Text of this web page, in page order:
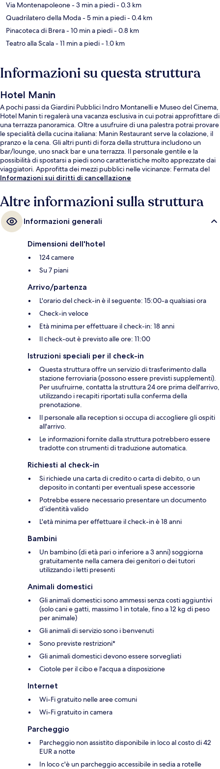
Via Montenapoleone- 3 min a piedi- 0.3 km
Quadrilatero della Moda- 5 min a piedi- 0.4 km
Pinacoteca di Brera- 10 min a piedi- 0.8 km
Teatro alla Scala- 11 min a piedi- 1.0 km
Informazioni su questa struttura
Hotel Manin
A pochi passi da Giardini Pubblici Indro Montanelli e Museo del Cinema,
Hotel Manin ti regalerà una vacanza esclusiva in cui potrai approfittare di
una terrazza panoramica. Oltre a usufruire di una palestra potrai provare
le specialità della cucina italiana: Manin Restaurant serve la colazione, il
pranzo e la cena. Gli altri punti di forza della struttura includono un
bar/lounge, uno snack bar e una terrazza. Il personale gentile e la
possibilità di spostarsi a piedi sono caratteristiche molto apprezzate dai
viaggiatori. Approfitta dei mezzi pubblici nelle vicinanze: Fermata del
tram di piazza Cavour è a 2 min e Stazione metro di Turati a 4 min a piedi.
Informazioni sui diritti di cancellazione
Altre informazioni sulla struttura
Informazioni generali
Dimensioni dell'hotel
124 camere
Su 7 piani
Arrivo/partenza
L'orario del check-in è il seguente: 15:00-a qualsiasi ora
Check-in veloce
Età minima per effettuare il check-in: 18 anni
Il check-out è previsto alle ore: 11:00
Istruzioni speciali per il check-in
Questa struttura offre un servizio di trasferimento dalla
stazione ferroviaria (possono essere previsti supplementi).
Per usufruirne, contatta la struttura 24 ore prima dell'arrivo,
utilizzando i recapiti riportati sulla conferma della
prenotazione.
Il personale alla reception si occupa di accogliere gli ospiti
all'arrivo.
Le informazioni fornite dalla struttura potrebbero essere
tradotte con strumenti di traduzione automatica.
Richiesti al check-in
Si richiede una carta di credito o carta di debito, o un
deposito in contanti per eventuali spese accessorie
Potrebbe essere necessario presentare un documento
d’identità valido
L'età minima per effettuare il check-in è 18 anni
Bambini
Un bambino (di età pari o inferiore a 3 anni) soggiorna
gratuitamente nella camera dei genitori o dei tutori
utilizzando i letti presenti
Animali domestici
Gli animali domestici sono ammessi senza costi aggiuntivi
(solo cani e gatti, massimo 1 in totale, fino a 12 kg di peso
per animale)
Gli animali di servizio sono i benvenuti
Sono previste restrizioni*
Gli animali domestici devono essere sorvegliati
Ciotole per il cibo e l'acqua a disposizione
Internet
Wi-Fi gratuito nelle aree comuni
Wi-Fi gratuito in camera
Parcheggio
Parcheggio non assistito disponibile in loco al costo di 42
EUR a notte
In loco c'è un parcheggio accessibile in sedia a rotelle